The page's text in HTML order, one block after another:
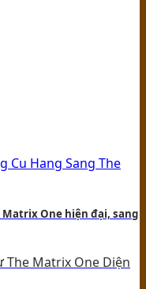
One hiện đại, sang
The Matrix One Diện